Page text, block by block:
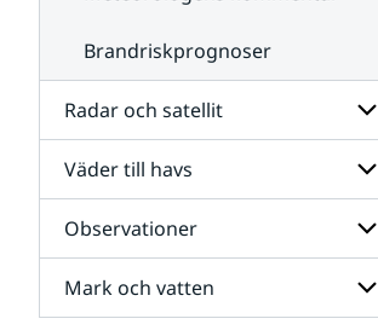
Brandriskprognoser
Radar och satellit
och
Väder till havs
till
Observationer
Mark och vatten